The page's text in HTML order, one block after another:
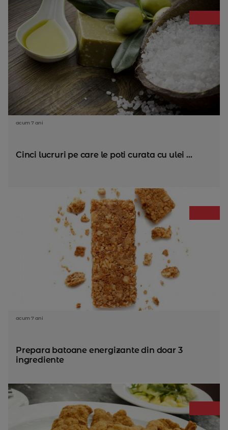
acum 7 ani
Cinci lucruri pe care le poti curata cu ulei ...
acum 7 ani
Prepara batoane energizante din doar 3
ingrediente